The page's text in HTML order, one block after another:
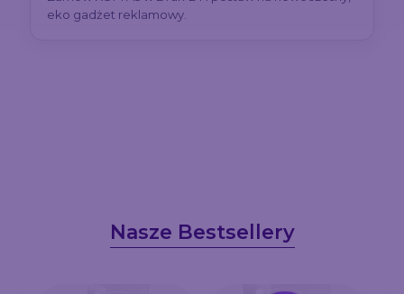
eko gadżet reklamowy.
Nasze Bestsellery